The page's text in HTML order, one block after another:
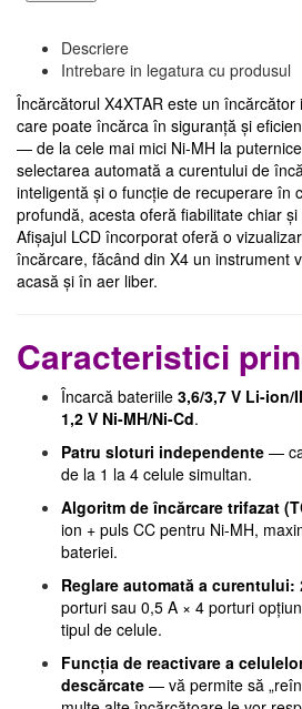
Descriere
Intrebare in legatura cu produsul
Încărcătorul X4XTAR este un
care poate încărca în siguranță și
— de la cele mai mici Ni-MH la
selectarea automată a curentului de
inteligentă și o funcție de recuperare în
profundă, acesta oferă fiabilitate chiar
Afișajul LCD încorporat oferă o
încărcare, făcând din X4 un instrument
acasă și în aer liber.
Caracteristici
Încarcă bateriile 3,6/3,7 V Li-ion/
1,2 V Ni-MH/Ni-Cd.
Patru sloturi independente —
de la 1 la 4 celule simultan.
Algoritm de încărcare trifazat
ion + puls CC pentru Ni-MH,
bateriei.
Reglare automată a curentului:
porturi sau 0,5 A × 4 porturi
tipul de celule.
Funcția de reactivare a
descărcate — vă permite să